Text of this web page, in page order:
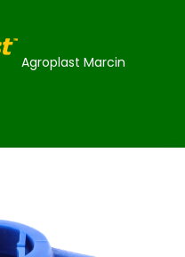
Agroplast Marcin